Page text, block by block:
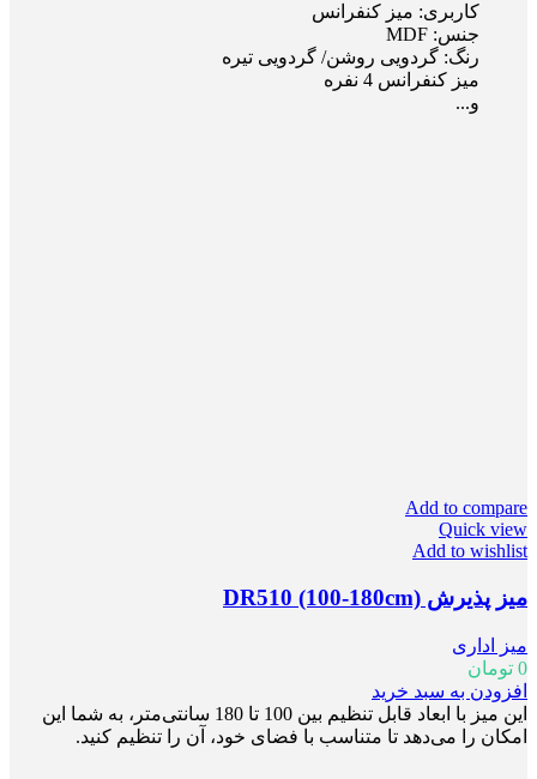
کاربری: میز کنفرانس
جنس: MDF
رنگ: گردویی روشن/ گردویی تیره
میز کنفرانس 4 نفره
و...
Add to compare
Quick view
Add to wishlist
میز پذیرش DR510 (100-180cm)
میز اداری
0 تومان
افزودن به سبد خرید
این میز با ابعاد قابل تنظیم بین 100 تا 180 سانتی‌متر، به شما این
امکان را می‌دهد تا متناسب با فضای خود، آن را تنظیم کنید.